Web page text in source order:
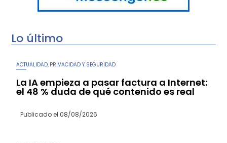
Lo último
ACTUALIDAD, PRIVACIDAD Y SEGURIDAD
La IA empieza a pasar factura a Internet:
el 48 % duda de qué contenido es real
Publicado el 08/08/2026